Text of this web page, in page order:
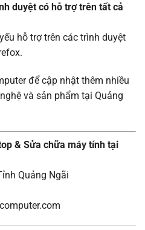
duyệt có hỗ trợ trên tất cả
hỗ trợ trên các trình duyệt
để cập nhật thêm nhiều
và sản phẩm tại Quảng
& Sửa chữa máy tính tại
Quảng Ngãi